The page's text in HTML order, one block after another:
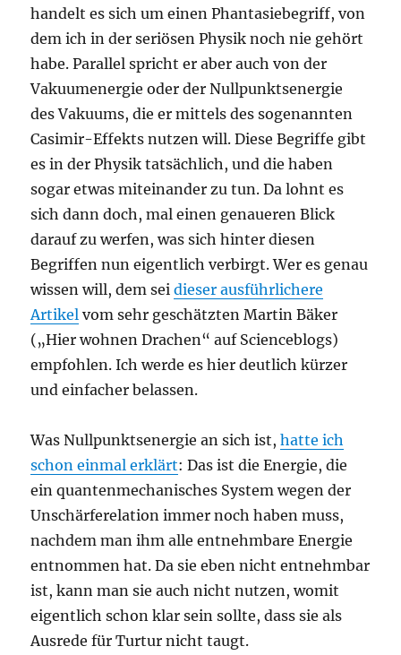
handelt es sich um einen Phantasiebegriff, von
dem ich in der seriösen Physik noch nie gehört
habe. Parallel spricht er aber auch von der
Vakuumenergie oder der Nullpunktsenergie
des Vakuums, die er mittels des sogenannten
Casimir-Effekts nutzen will. Diese Begriffe gibt
es in der Physik tatsächlich, und die haben
sogar etwas miteinander zu tun. Da lohnt es
sich dann doch, mal einen genaueren Blick
darauf zu werfen, was sich hinter diesen
Begriffen nun eigentlich verbirgt. Wer es genau
wissen will, dem seidieser ausführlichere
Artikel vom sehr geschätzten Martin Bäker
(„Hier wohnen Drachen“ auf Scienceblogs)
empfohlen. Ich werde es hier deutlich kürzer
und einfacher belassen.
Was Nullpunktsenergie an sich ist,hatte ich
schon einmal erklärt: Das ist die Energie, die
ein quantenmechanisches System wegen der
Unschärferelation immer noch haben muss,
nachdem man ihm alle entnehmbare Energie
entnommen hat. Da sie eben nicht entnehmbar
ist, kann man sie auch nicht nutzen, womit
eigentlich schon klar sein sollte, dass sie als
Ausrede für Turtur nicht taugt.